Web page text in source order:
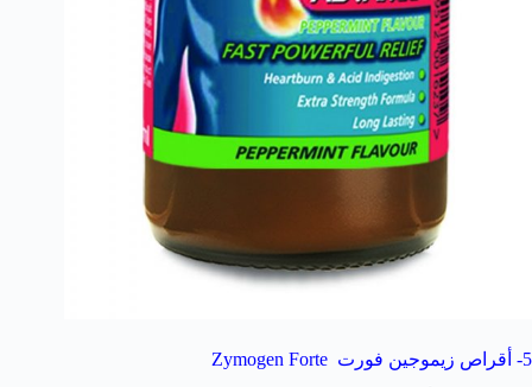
5- أقراص زيموجين فورت Zymogen Forte